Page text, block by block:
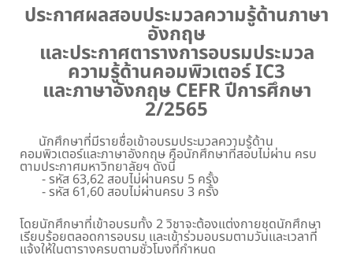
ประกาศผลสอบประมวลความรู้ด้านภาษา
อังกฤษ
และประกาศตารางการอบรมประมวล
ความรู้ด้านคอมพิวเตอร์ IC3
และภาษาอังกฤษ CEFR ปีการศึกษา
2/2565
นักศึกษาที่มีรายชื่อเข้าอบรมประมวลความรู้ด้าน
คอมพิวเตอร์และภาษาอังกฤษ คือนักศึกษาที่สอบไม่ผ่าน ครบ
ตามประกาศมหาวิทยาลัยฯ ดังนี้
- รหัส 63,62 สอบไม่ผ่านครบ 5 ครั้ง
- รหัส 61,60 สอบไม่ผ่านครบ 3 ครั้ง
โดยนักศึกษาที่เข้าอบรมทั้ง 2 วิชาจะต้องแต่งกายชุดนักศึกษา
เรียบร้อยตลอดการอบรม และเข้าร่วมอบรมตามวันและเวลาที่
แจ้งให้ในตารางครบตามชั่วโมงที่กำหนด